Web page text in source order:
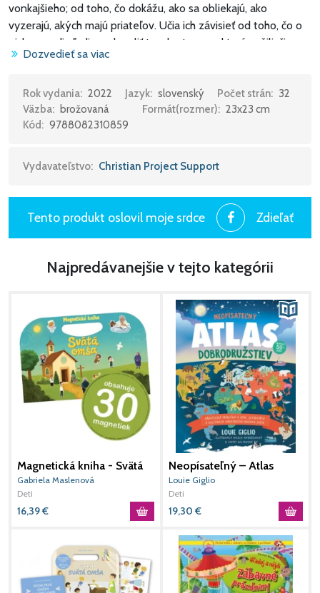
vonkajšieho; od toho, čo dokážu, ako sa obliekajú, ako
vyzerajú, akých majú priateľov. Učia ich závisieť od toho, čo o
nich povedia ľudia, a dovoliť to, aby trauma, ktorú zažili, či
chyba, ktorú spravili, znížila ich vedomie vlastnej ceny. Verím,
vzoprieť sa týmto hlasom, ktoré kričia skazonosné posolstvá
do uší našich dievčat, a namiesto toho im znovu a znovu
šepkať pravdu. Naše dcéry potrebujú počuť, že ich hodnota
stvorené. Potrebujú počuť, že ich hodnota sa zakladá na tom,
vhodná pre deti vo veku 3-9 rokov.
Si krásna a jedinečná, hodna lásky taká, aká si. Ani hviezdy,
Dozvedieť sa viac
Rok vydania: 2022 Jazyk: slovenský Počet strán: 32
Väzba: brožovaná Formát(rozmer): 23x23 cm
Kód: 9788082310859
Vydavateľstvo: Christian Project Support
Tento produkt oslovil moje srdce Zdieľať
Najpredávanejšie v tejto kategórii
Magnetická kniha - Svätá
omša (+ 30 magnetiek)
Gabriela Maslenová
Deti
16,39€
Neopísateľný – Atlas
dobrodružstiev
Louie Giglio
Deti
19,30 €